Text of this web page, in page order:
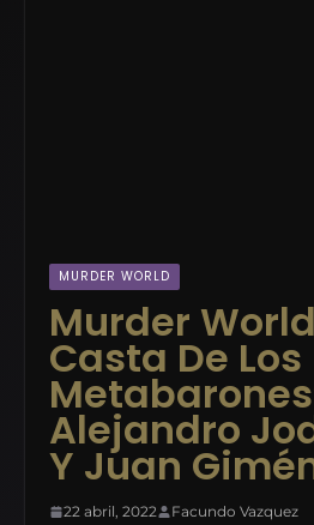
MURDER WORLD
Murder
Casta De Los
Alejandro
Y Juan
22 abril, 2022 Facundo Vazquez